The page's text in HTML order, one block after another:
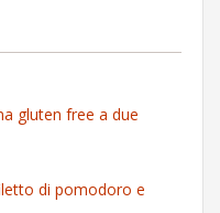
gluten free a due
di pomodoro e